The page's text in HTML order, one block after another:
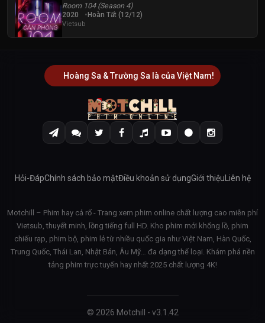
Room 104 (Season 4)
2020 Hoàn Tất (12/12)
Vietsub
Hoàng Sa & Trường Sa là của Việt Nam!
Hỏi-ĐápChính sách bảo mậtĐiều khoản sử dụngGiới thiệuLiên hệ
Motchill – Phim hay cả rổ - Trang xem phim online chất lượng cao miễn phí
Vietsub, thuyết minh, lồng tiếng full HD. Kho phim mới khổng lồ, phim
chiếu rạp, phim bộ, phim lẻ từ nhiều quốc gia như Việt Nam, Hàn Quốc,
Trung Quốc, Thái Lan, Nhật Bản, Âu Mỹ… đa dạng thể loại. Khám phá nền
tảng phim trực tuyến hay nhất 2025 chất lượng 4K!
© 2026 Motchill - v3.1.42